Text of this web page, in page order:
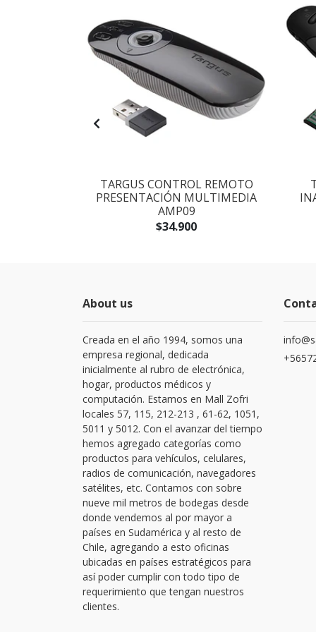
TARGUS CONTROL REMOTO
PRESENTACIÓN MULTIMEDIA
AMP09
$34.900
About us
Creada en el año 1994, somos una
empresa regional, dedicada
inicialmente al rubro de electrónica,
hogar, productos médicos y
computación. Estamos en Mall Zofri
locales 57, 115, 212-213 , 61-62, 1051,
5011 y 5012. Con el avanzar del tiempo
hemos agregado categorías como
productos para vehículos, celulares,
radios de comunicación, navegadores
satélites, etc. Contamos con sobre
nueve mil metros de bodegas desde
donde vendemos al por mayor a
países en Sudamérica y al resto de
Chile, agregando a esto oficinas
ubicadas en países estratégicos para
así poder cumplir con todo tipo de
requerimiento que tengan nuestros
clientes.